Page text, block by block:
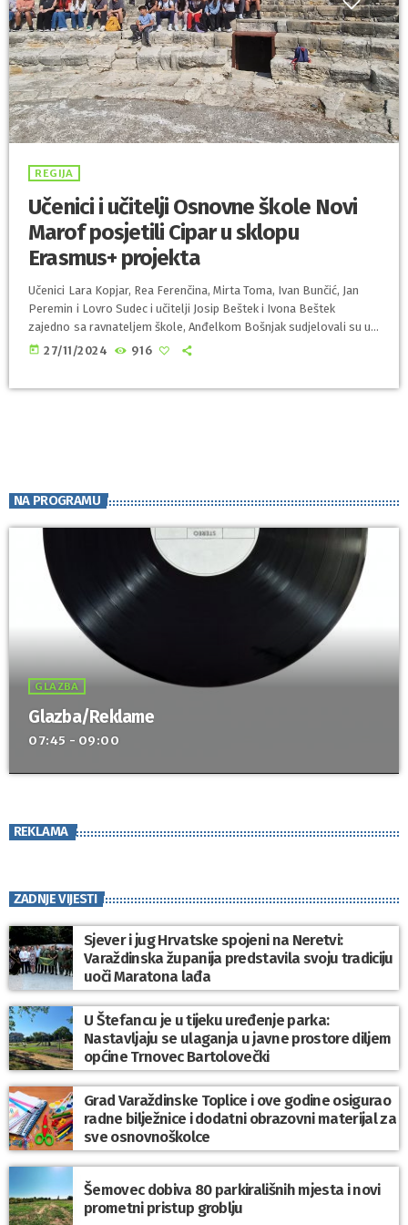
REGIJA
Učenici i učitelji Osnovne škole Novi
Marof posjetili Cipar u sklopu
Erasmus+ projekta
Učenici Lara Kopjar, Rea Ferenčina, Mirta Toma, Ivan Bunčić, Jan
Peremin i Lovro Sudec i učitelji Josip Beštek i Ivona Beštek
zajedno sa ravnateljem škole, Anđelkom Bošnjak sudjelovali su u
međunarodnoj mobilnosti na Cipru u sklopu Erasmus + projekta
today 27/11/2024 916
NA PROGRAMU
GLAZBA
Glazba/Reklame
07:45 - 09:00
REKLAMA
ZADNJE VIJESTI
Sjever i jug Hrvatske spojeni na Neretvi:
Varaždinska županija predstavila svoju tradiciju
uoči Maratona lađa
U Štefancu je u tijeku uređenje parka:
Nastavljaju se ulaganja u javne prostore diljem
općine Trnovec Bartolovečki
Grad Varaždinske Toplice i ove godine osigurao
radne bilježnice i dodatni obrazovni materijal za
sve osnovnoškolce
Šemovec dobiva 80 parkirališnih mjesta i novi
prometni pristup groblju